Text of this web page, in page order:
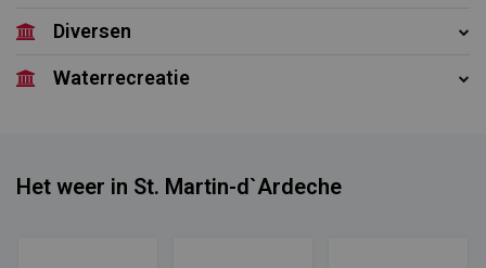
Diversen
Waterrecreatie
Het weer in St. Martin-d`Ardeche